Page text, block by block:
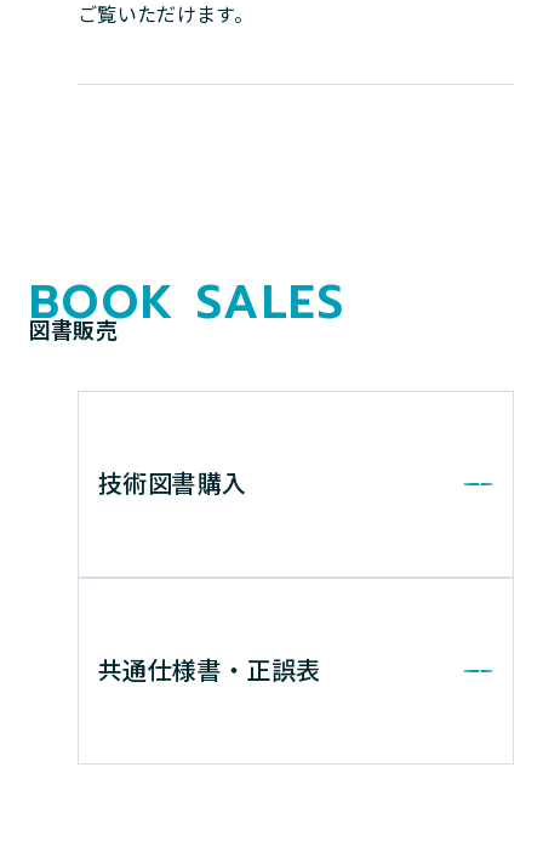
ご覧いただけます。
BOOK SALES
図書販売
技術図書購入
共通仕様書・正誤表